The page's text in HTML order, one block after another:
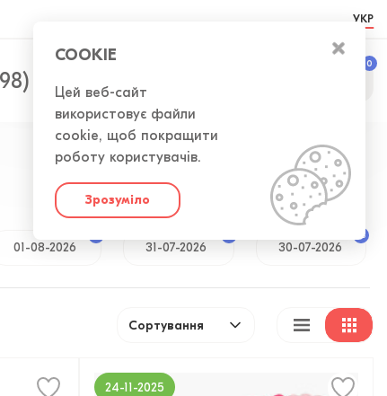
УКР
300-50-52
0
01-08-2026 31-07-2026 30-07-2026
38
Сортування
24-11-2025
COOKIE
Цей веб-сайт
використовує файли
cookie, щоб покращити
роботу користувачів.
Зрозуміло